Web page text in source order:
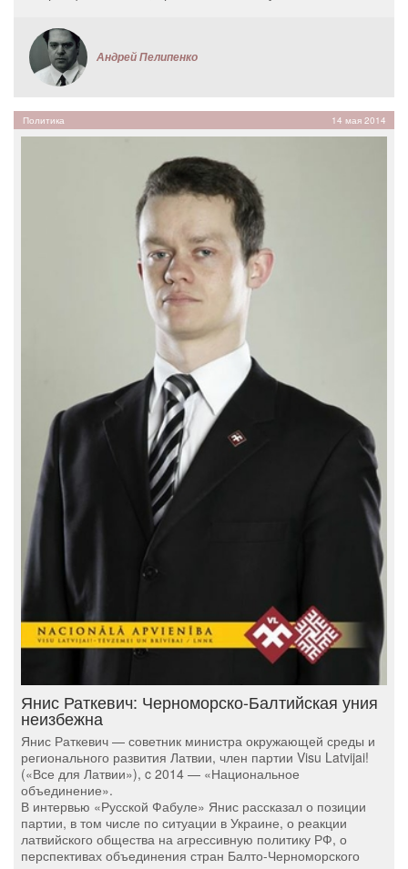
Андрей Пелипенко
Политика 14 мая 2014
Янис Раткевич: Черноморско-Балтийская уния
неизбежна
Янис Раткевич — советник министра окружающей среды и
регионального развития Латвии, член партии Visu Latvijai!
(«Все для Латвии»), c 2014 — «Национальное
объединение».
В интервью «Русской Фабуле» Янис рассказал о позиции
партии, в том числе по ситуации в Украине, о реакции
латвийского общества на агрессивную политику РФ, о
перспективах объединения стран Балто-Черноморского